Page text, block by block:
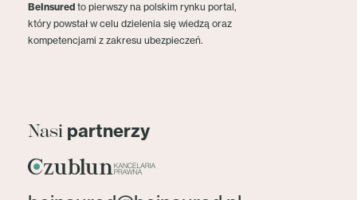
BeInsured to pierwszy na polskim rynku portal,
który powstał w celu dzielenia się wiedzą oraz
kompetencjami z zakresu ubezpieczeń.
Nasi partnerzy